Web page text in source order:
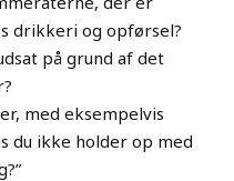
drikkeri og opførsel?
på grund af det
med eksempelvis
du ikke holder op med